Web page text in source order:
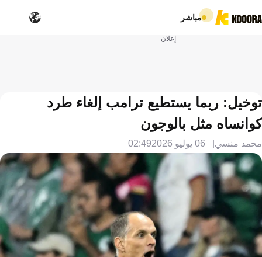
مباشر
إعلان
توخيل: ربما يستطيع ترامب إلغاء طرد
كوانساه مثل بالوجون
محمد منسي 06 يوليو 2026 02:49